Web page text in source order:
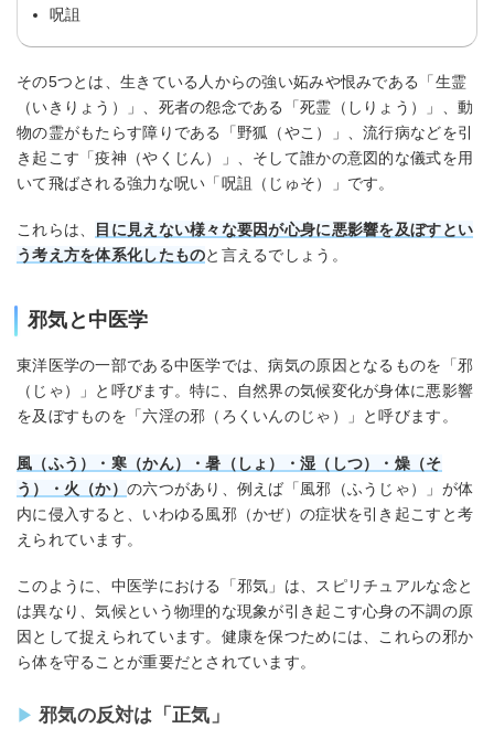
呪詛
その5つとは、生きている人からの強い妬みや恨みである「生霊
（いきりょう）」、死者の怨念である「死霊（しりょう）」、動
物の霊がもたらす障りである「野狐（やこ）」、流行病などを引
き起こす「疫神（やくじん）」、そして誰かの意図的な儀式を用
いて飛ばされる強力な呪い「呪詛（じゅそ）」です。
これらは、
目に見えない様々な要因が心身に悪影響を及ぼすとい
う考え方を体系化したものと言えるでしょう。
邪気と中医学
東洋医学の一部である中医学では、病気の原因となるものを「邪
（じゃ）」と呼びます。特に、自然界の気候変化が身体に悪影響
を及ぼすものを「六淫の邪（ろくいんのじゃ）」と呼びます。
風（ふう）・寒（かん）・暑（しょ）・湿（しつ）・燥（そ
う）・火（か） の六つがあり、例えば「風邪（ふうじゃ）」が体
内に侵入すると、いわゆる風邪（かぜ）の症状を引き起こすと考
えられています。
このように、中医学における「邪気」は、スピリチュアルな念と
は異なり、気候という物理的な現象が引き起こす心身の不調の原
因として捉えられています。健康を保つためには、これらの邪か
ら体を守ることが重要だとされています。
邪気の反対は「正気」